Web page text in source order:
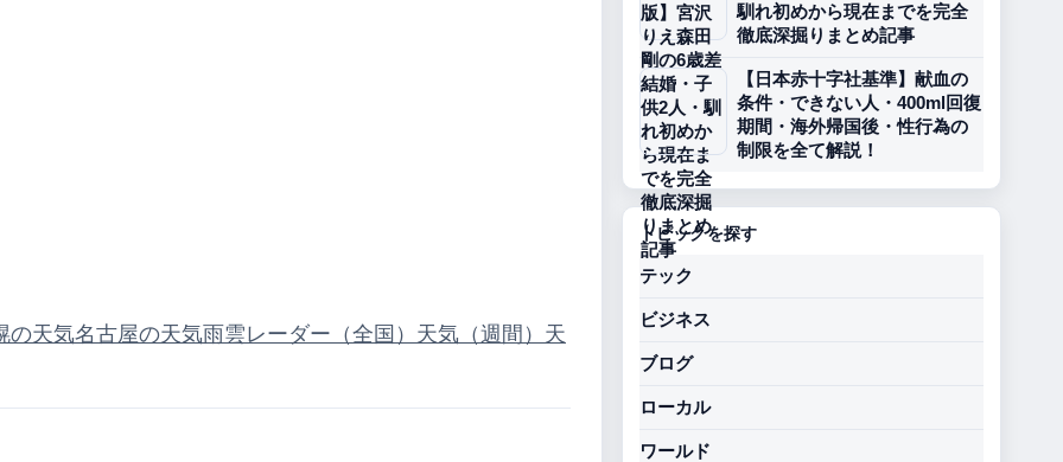
の天気名古屋の天気雨雲レーダー（全国） 天気（週間） 天
馴れ初めから現在までを完全
徹底深掘りまとめ記事
【日本赤十字社基準】献血の
条件・できない人・400ml回復
期間・海外帰国後・性行為の
制限を全て解説！
トピックを探す
テック
ビジネス
ブログ
ローカル
ワールド